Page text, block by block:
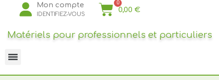
Mon compte
IDENTIFIEZ-VOUS
0,00 €
Matériels pour professionnels et particuliers